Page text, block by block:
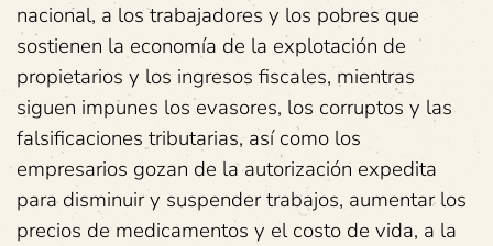
nacional, a los trabajadores y los pobres que
sostienen la economía de la explotación de
propietarios y los ingresos fiscales, mientras
siguen impunes los evasores, los corruptos y las
falsificaciones tributarias, así como los
empresarios gozan de la autorización expedita
para disminuir y suspender trabajos, aumentar los
precios de medicamentos y el costo de vida, a la